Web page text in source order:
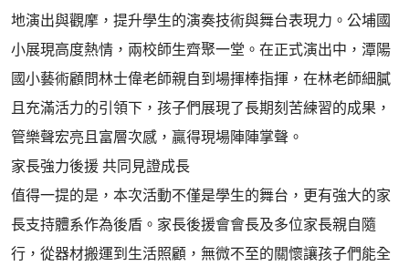
地演出與觀摩，提升學生的演奏技術與舞台表現力。公埔國
小展現高度熱情，兩校師生齊聚一堂。在正式演出中，潭陽
國小藝術顧問林士偉老師親自到場揮棒指揮，在林老師細膩
且充滿活力的引領下，孩子們展現了長期刻苦練習的成果，
管樂聲宏亮且富層次感，贏得現場陣陣掌聲。
​家長強力後援 共同見證成長
​值得一提的是，本次活動不僅是學生的舞台，更有強大的家
長支持體系作為後盾。家長後援會會長及多位家長親自隨
行，從器材搬運到生活照顧，無微不至的關懷讓孩子們能全